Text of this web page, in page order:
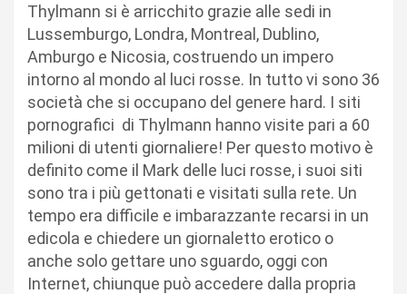
Thylmann si è arricchito grazie alle sedi in
Lussemburgo, Londra, Montreal, Dublino,
Amburgo e Nicosia, costruendo un impero
intorno al mondo al luci rosse. In tutto vi sono 36
società che si occupano del genere hard. I siti
pornografici di Thylmann hanno visite pari a 60
milioni di utenti giornaliere! Per questo motivo è
definito come il Mark delle luci rosse, i suoi siti
sono tra i più gettonati e visitati sulla rete. Un
tempo era difficile e imbarazzante recarsi in un
edicola e chiedere un giornaletto erotico o
anche solo gettare uno sguardo, oggi con
Internet, chiunque può accedere dalla propria